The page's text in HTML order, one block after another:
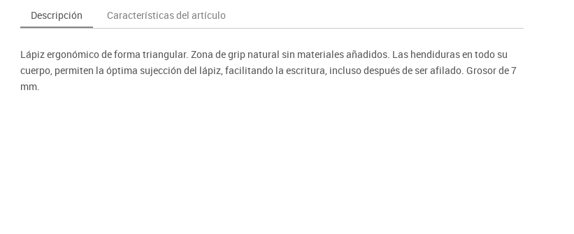
Juegos heurísticos
Juegos simbólicos
Lenguaje & idiomas
Primeras edades
Psicomotricidad
Stem
Tinkering
Deportes raqueta
Protección deportiva
Percheros, baldas y taquillas
Sillas, bancos y taburetes
Descripción Características del artículo
Lápiz ergonómico de forma triangular. Zona de grip natural sin materiales añadidos. Las hendiduras en todo su
cuerpo, permiten la óptima sujección del lápiz, facilitando la escritura, incluso después de ser afilado. Grosor de 7
mm.